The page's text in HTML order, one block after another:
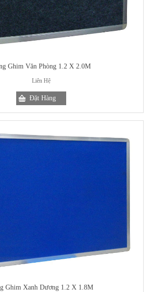
Ghim Văn Phòng 1.2 X 2.0M
Liên Hệ
Ghim Xanh Dương 1.2 X 1.8M